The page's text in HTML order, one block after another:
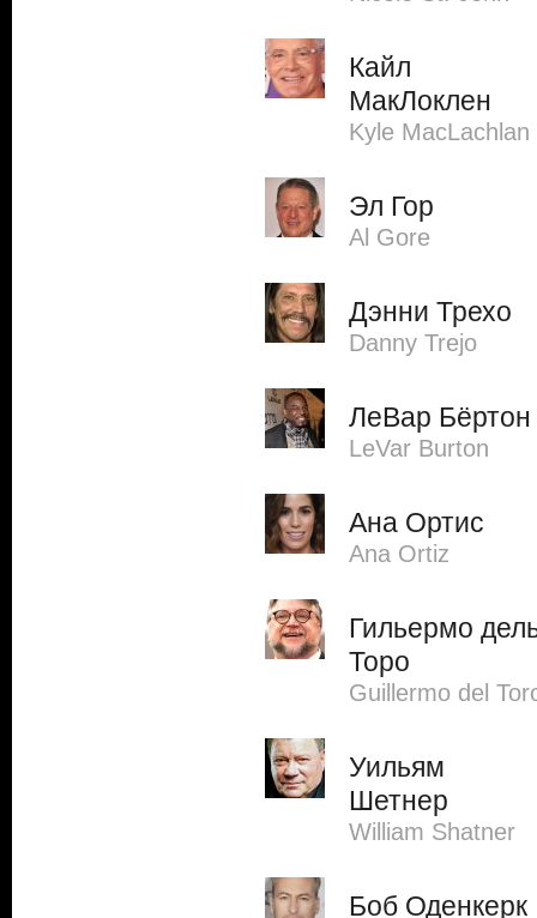
Кайл
МакЛоклен
Kyle MacLachlan
Эл Гор
Al Gore
Дэнни Трехо
Danny Trejo
ЛеВар Бёртон
LeVar Burton
Ана Ортис
Ana Ortiz
Гильермо
Торо
Guillermo del
Уильям
Шетнер
William Shatner
Боб Оденкерк